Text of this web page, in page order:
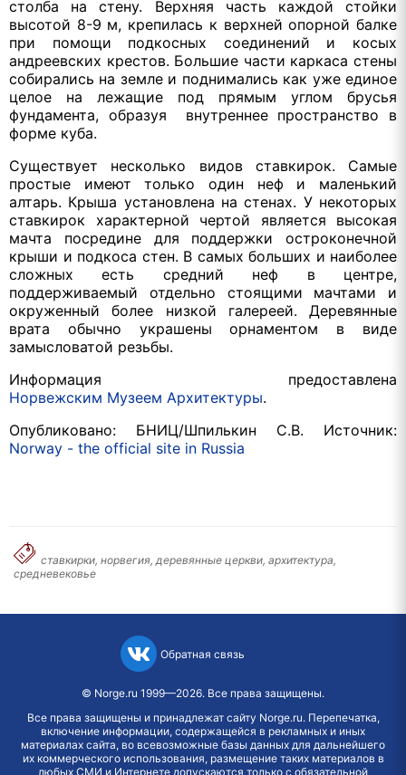
столба на стену. Верхняя часть каждой стойки
высотой 8-9 м, крепилась к верхней опорной балке
при помощи подкосных соединений и косых
андреевских крестов. Большие части каркаса стены
собирались на земле и поднимались как уже единое
целое на лежащие под прямым углом брусья
фундамента, образуя внутреннее пространство в
форме куба.
Существует несколько видов ставкирок. Самые
простые имеют только один неф и маленький
алтарь. Крыша установлена на стенах. У некоторых
ставкирок характерной чертой является высокая
мачта посредине для поддержки остроконечной
крыши и подкоса стен. В самых больших и наиболее
сложных есть средний неф в центре,
поддерживаемый отдельно стоящими мачтами и
окруженный более низкой галереей. Деревянные
врата обычно украшены орнаментом в виде
замысловатой резьбы.
Информация предоставлена
Норвежским Музеем Архитектуры.
Опубликовано: БНИЦ/Шпилькин С.В. Источник:
Norway - the official site in Russia
ставкирки, норвегия, деревянные церкви, архитектура,
средневековье
Обратная связь
© Norge.ru 1999—2026. Все права защищены.
Все права защищены и принадлежат сайту Norge.ru. Перепечатка,
включение информации, содержащейся в рекламных и иных
материалах сайта, во всевозможные базы данных для дальнейшего
их коммерческого использования, размещение таких материалов в
любых СМИ и Интернете допускаются только с обязательной